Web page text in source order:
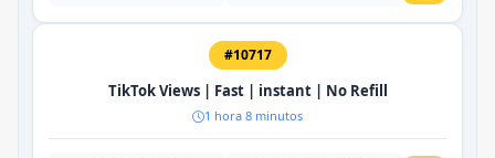
#10717
TikTok Views | Fast | instant | No Refill
1 hora 8 minutos